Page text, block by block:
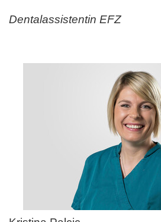
Dentalassistentin EFZ